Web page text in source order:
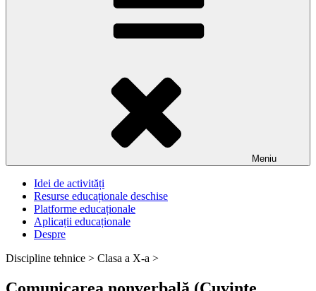
Meniu
Idei de activități
Resurse educaționale deschise
Platforme educaționale
Aplicații educaționale
Despre
Discipline tehnice > Clasa a X-a >